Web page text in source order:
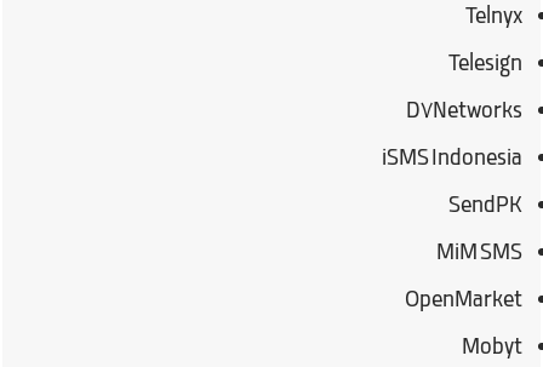
Telnyx
Telesign
D7Networks
iSMS Indonesia
SendPK
MiM SMS
OpenMarket
Mobyt